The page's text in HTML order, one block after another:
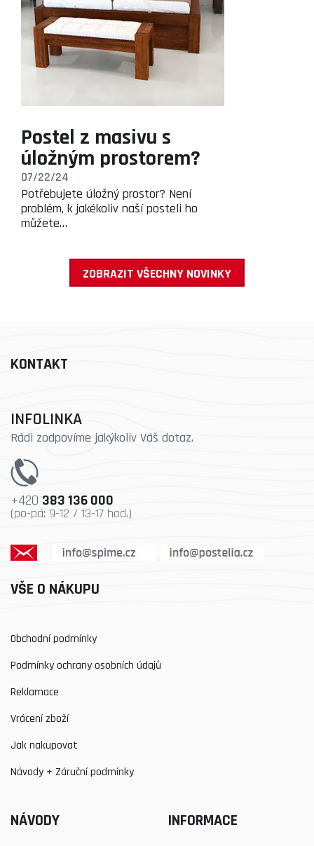
Postel z masivu s
úložným prostorem?
07/22/24
Potřebujete úložný prostor? Není
problém, k jakékoliv naší posteli ho
můžete…
ZOBRAZIT VŠECHNY NOVINKY
KONTAKT
INFOLINKA
Rádi zodpovíme jakýkoliv Váš dotaz.
+420 383 136 000
(po-pá: 9-12 / 13-17 hod.)
VŠE O NÁKUPU
Obchodní podmínky
Podmínky ochrany osobních údajů
Reklamace
Vrácení zboží
Jak nakupovat
Návody + Záruční podmínky
NÁVODY INFORMACE